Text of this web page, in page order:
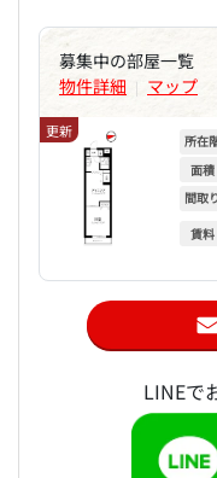
募集中の部屋一覧
物件詳細 | マップ
更新
所在
面積
間取
賃料
LINEで